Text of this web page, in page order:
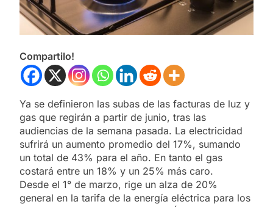
Compartilo!
Ya se definieron las subas de las facturas de luz y
gas que regirán a partir de junio, tras las
audiencias de la semana pasada. La electricidad
sufrirá un aumento promedio del 17%, sumando
un total de 43% para el año. En tanto el gas
costará entre un 18% y un 25% más caro.
Desde el 1° de marzo, rige un alza de 20%
general en la tarifa de la energía eléctrica para los